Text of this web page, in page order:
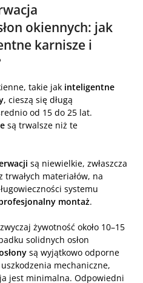
okiennych: jak
karnisze i
takie jak inteligentne
, cieszą się długą
od 15 do 25 lat.
są trwalsze niż te
są niewielkie, zwłaszcza
materiałów, na
systemu
montaż.
żywotność około 10–15
solidnych osłon
są wyjątkowo odporne
mechaniczne,
jest minimalna. Odpowiedni